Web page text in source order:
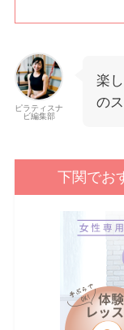
ピラティスナ
ビ編集部
楽
の
下関でお